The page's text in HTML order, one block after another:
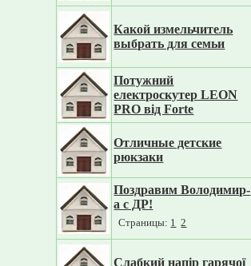
Какой измельчитель
выбрать для семьи
Потужний
електроскутер LEON
PRO від Forte
Отличные детские
рюкзаки
Поздравим Володимир-
а с ДР!
Страницы: 1 2
Слабкий напір гарячої